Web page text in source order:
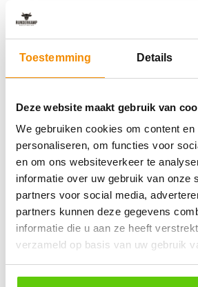
Toestemming Details
Deze website maakt gebruik van
We gebruiken cookies om content
personaliseren, om functies voor
en om ons websiteverkeer te
informatie over uw gebruik van onze
partners voor social media,
partners kunnen deze gegevens
informatie die u aan ze heeft
verzameld op basis van uw gebruik
Hoe maken we jouw feest
persoonlijk?
Ieder bedrijf is anders en dat geldt
detail. Van een specifieke
tot een speciaal dessert met
bespreekbaar. We luisteren naar
vertalen die naar een concreet plan
team, budget en sfeer. Zo ontstaat
alleen goed geregeld is, maar ook
organisatie past.